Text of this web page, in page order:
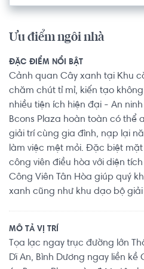
Ưu điểm ngôi nhà
ĐẶC ĐIỂM NỔI BẬT
Cảnh quan Cây xanh tại Khu
chăm chút tỉ mỉ, kiến tạo
nhiều tiện ích hiện đại - An
Bcons Plaza hoàn toàn có thể
giải trí cùng gia đình, nạp lại
làm việc mệt mỏi. Đặc biệt
công viên điều hòa với diện
Công Viên Tân Hòa giúp quý
xanh cũng như khu dạo bộ
MÔ TẢ VỊ TRÍ
Tọa lạc ngay trục đường lớn
Dĩ An, Bình Dương ngay liền